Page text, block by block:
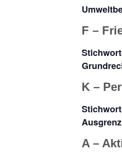
F –
K –
A –